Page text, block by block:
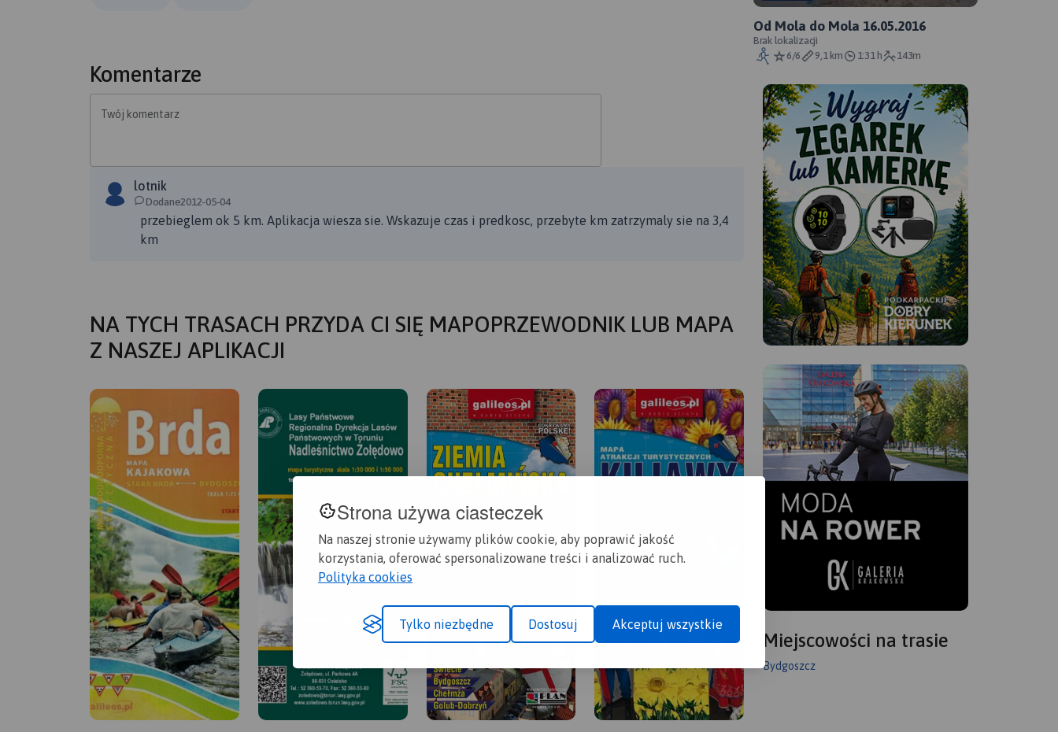
Strona używa ciasteczek
Na naszej stronie używamy plików cookie, aby poprawić jakość
korzystania, oferować spersonalizowane treści i analizować ruch.
Polityka cookies
Tylko niezbędne Dostosuj Akceptuj wszystkie
Komentarze
Twój komentarz
lotnik
Dodane2012-05-04
przebieglem ok 5 km. Aplikacja wiesza sie. Wskazuje czas i predkosc, przebyte km zatrzymaly sie na 3,4
km
NA TYCH TRASACH PRZYDA CI SIĘ MAPOPRZEWODNIK LUB MAPA
Z NASZEJ APLIKACJI
Od Mola do Mola 16.05.2016
Brak lokalizacji
6/6
9,1 km 1:31 h 143m
Miejscowości na trasie
Bydgoszcz